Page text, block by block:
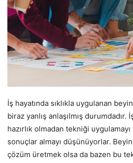
İş hayatında sıklıkla uygulanan
biraz yanlış anlaşılmış durumdadır.
hazırlık olmadan tekniği
sonuçlar almayı düşünüyorlar. Beyin
çözüm üretmek olsa da bazen bu